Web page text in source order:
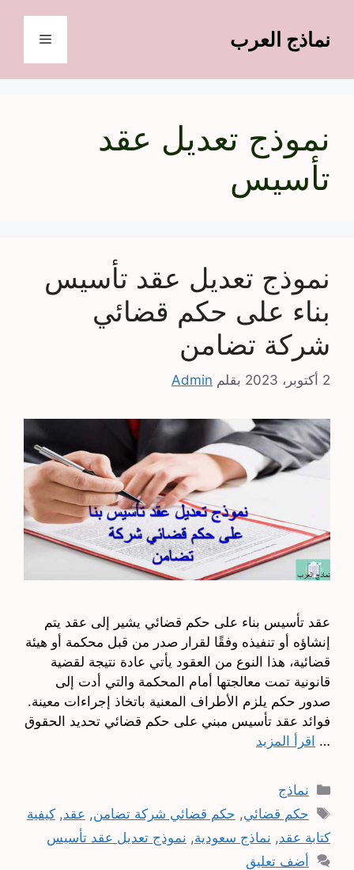
المحتوىنماذج العرب القائمة
نموذج تعديل عقد
تأسيس
نموذج تعديل عقد تأسيس
بناء على حكم قضائي
شركة تضامن
2 أكتوبر، 2023 بقلم Admin
عقد تأسيس بناء على حكم قضائي يشير إلى عقد يتم
إنشاؤه أو تنفيذه وفقًا لقرار صدر من قبل محكمة أو هيئة
قضائية، هذا النوع من العقود يأتي عادة نتيجة لقضية
قانونية تمت معالجتها أمام المحكمة والتي أدت إلى
صدور حكم يلزم الأطراف المعنية باتخاذ إجراءات معينة.
فوائد عقد تأسيس مبني على حكم قضائي تحديد الحقوق
… اقرأ المزيد
التصنيفات
نماذج
الوسوم
حكم قضائي, حكم قضائي شركة تضامن, عقد,كيفية
كتابة عقد, نماذج سعودية, نموذج تعديل عقد تأسيس
أضف تعليق